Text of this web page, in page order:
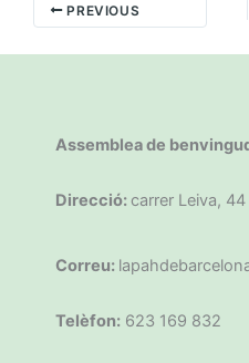
PREVIOUS
Assemblea de
Direcció: carrer Leiva,
Correu:
Telèfon: 623 169 832